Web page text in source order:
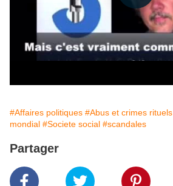
#Affaires politiques #Abus et crimes rituels
mondial #Societe social #scandales
Partager